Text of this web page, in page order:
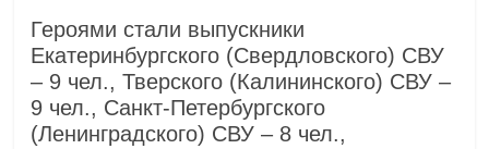
Героями стали выпускники
Екатеринбургского (Свердловского) СВУ
– 9 чел., Тверского (Калининского) СВУ –
9 чел., Санкт-Петербургского
(Ленинградского) СВУ – 8 чел.,